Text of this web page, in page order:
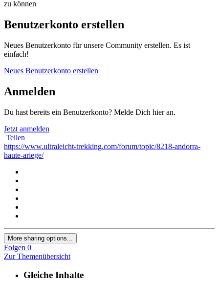
zu können
Benutzerkonto erstellen
Neues Benutzerkonto für unsere Community erstellen. Es ist
einfach!
Neues Benutzerkonto erstellen
Anmelden
Du hast bereits ein Benutzerkonto? Melde Dich hier an.
Jetzt anmelden
Teilen
https://www.ultraleicht-trekking.com/forum/topic/8218-andorra-
haute-ariege/
More sharing options...
Folgen 0
Zur Themenübersicht
Gleiche Inhalte